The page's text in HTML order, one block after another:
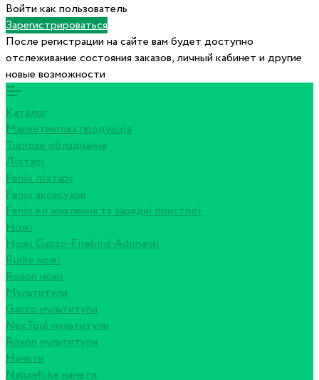
Войти как пользователь
Зарегистрироваться
После регистрации на сайте вам будет доступно
отслеживание состояния заказов, личный кабинет и другие
новые возможности
Каталог
Маркетингова продукція
Торгове обладнання
Ліхтарі
Fenix ліхтарі
Fenix аксесуари
Fenix ел живлення та зарядні пристрої
Ножі
Ножі Ganzo-Firebird-Adimanti
Ruike ножі
Roxon ножi
Мультитули
Ganzo мультитули
NexTool мультитули
Roxon мультитули
Намети
Naturehike намети